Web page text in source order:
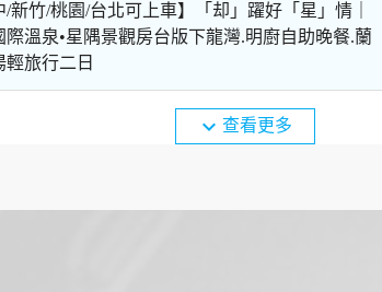
/新竹/桃園/台北可上車】「却」躍好「星」情｜
際溫泉•星隅景觀房台版下龍灣.明廚自助晚餐.蘭
輕旅行二日
expand_more 查看更多